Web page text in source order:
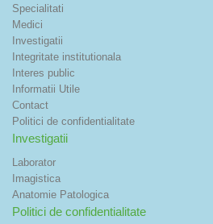
Specialitati
Medici
Investigatii
Integritate institutionala
Interes public
Informatii Utile
Contact
Politici de confidentialitate
Investigatii
Laborator
Imagistica
Anatomie Patologica
Politici de confidentialitate